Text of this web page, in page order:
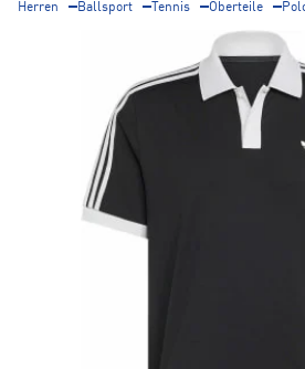
Herren Ballsport Tennis Oberteile